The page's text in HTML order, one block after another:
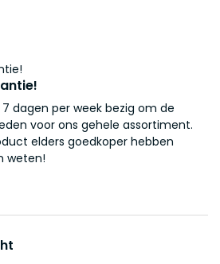
dagen per week bezig om de
voor ons gehele assortiment.
elders goedkoper hebben
weten!